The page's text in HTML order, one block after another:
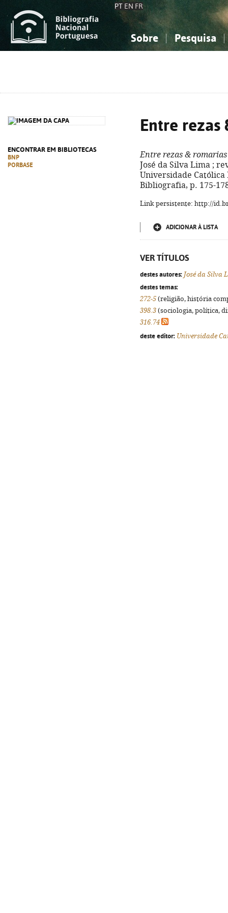
PT EN FR
Sobre Pesquisa
ENCONTRAR EM BIBLIOTECAS
BNP
PORBASE
Entre rezas
Entre rezas & romarias
José da Silva Lima ;
Universidade Católica
Bibliografia, p. 175-
Link persistente: http://
ADICIONAR À LISTA
VER TÍTULOS
destes autores: José da Silva
destes temas:
272-5 (religião, história
398.3 (sociologia, política,
316.74
deste editor: Universidade